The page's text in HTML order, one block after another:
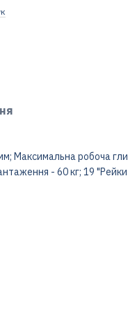
Максимальна робоча
- 60 кг; 19 "Рейки